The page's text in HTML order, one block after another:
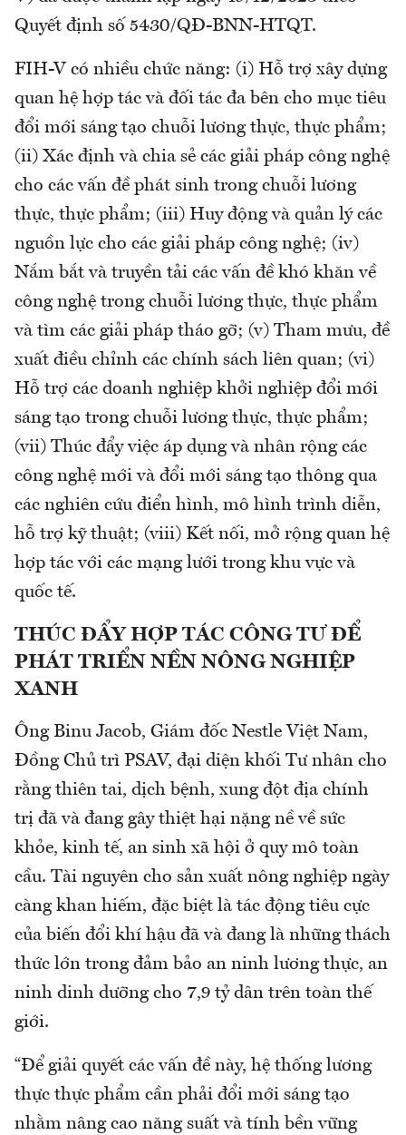
Quyết định số 5430/QĐ-BNN-HTQT.
FIH-V có nhiều chức năng: (i) Hỗ trợ xây dựng
quan hệ hợp tác và đối tác đa bên cho mục tiêu
đổi mới sáng tạo chuỗi lương thực, thực phẩm;
(ii) Xác định và chia sẻ các giải pháp công nghệ
cho các vấn đề phát sinh trong chuỗi lương
thực, thực phẩm; (iii) Huy động và quản lý các
nguồn lực cho các giải pháp công nghệ; (iv)
Nắm bắt và truyền tải các vấn đề khó khăn về
công nghệ trong chuỗi lương thực, thực phẩm
và tìm các giải pháp tháo gỡ; (v) Tham mưu, đề
xuất điều chỉnh các chính sách liên quan; (vi)
Hỗ trợ các doanh nghiệp khởi nghiệp đổi mới
sáng tạo trong chuỗi lương thực, thực phẩm;
(vii) Thúc đẩy việc áp dụng và nhân rộng các
công nghệ mới và đổi mới sáng tạo thông qua
các nghiên cứu điển hình, mô hình trình diễn,
hỗ trợ kỹ thuật; (viii) Kết nối, mở rộng quan hệ
hợp tác với các mạng lưới trong khu vực và
quốc tế.
THÚC ĐẨY HỢP TÁC CÔNG TƯ ĐỂ
PHÁT TRIỂN NỀN NÔNG NGHIỆP
XANH
Ông Binu Jacob, Giám đốc Nestle Việt Nam,
Đồng Chủ trì PSAV, đại diện khối Tư nhân cho
rằng thiên tai, dịch bệnh, xung đột địa chính
trị đã và đang gây thiệt hại nặng nề về sức
khỏe, kinh tế, an sinh xã hội ở quy mô toàn
cầu. Tài nguyên cho sản xuất nông nghiệp ngày
càng khan hiếm, đặc biệt là tác động tiêu cực
của biến đổi khí hậu đã và đang là những thách
thức lớn trong đảm bảo an ninh lương thực, an
ninh dinh dưỡng cho 7,9 tỷ dân trên toàn thế
giới.
“Để giải quyết các vấn đề này, hệ thống lương
thực thực phẩm cần phải đổi mới sáng tạo
nhằm nâng cao năng suất và tính bền vững